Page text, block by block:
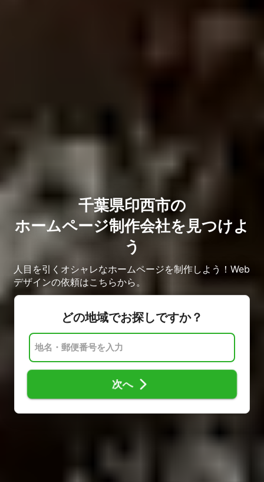
千葉県印西市の
ホームページ制作会社を見つけよ
う
人目を引くオシャレなホームページを制作しよう！Web
デザインの依頼はこちらから。
どの地域でお探しですか？
次へ